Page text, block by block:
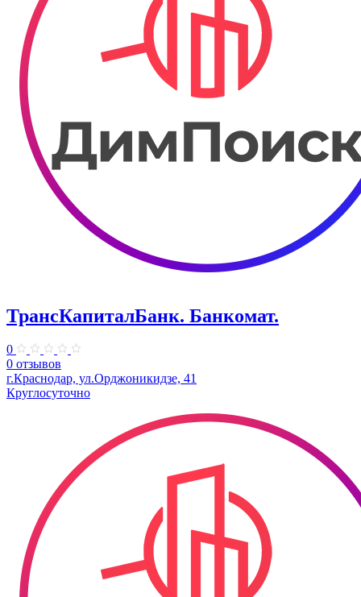
ТрансКапиталБанк. Банкомат.
0
0 отзывов
г.Краснодар, ул.​Орджоникидзе, 41
Круглосуточно